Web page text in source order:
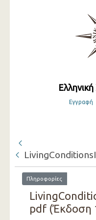
Εγγραφή
Πληροφορίες
pdf (Έκδοση